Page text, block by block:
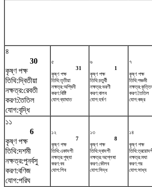
৪
30
কৃষ্ণ পক্ষ
তিথি:দ্বিতীয়া
নক্ষত্র:রেবতী
করণ:তৈতিল
যোগ:বৃদ্ধি
৫
31
কৃষ্ণ পক্ষ
তিথি:তৃতীয়া
নক্ষত্র:অশ্বিনী
করণ:বিষ্টি
যোগ:ব্যাঘাত
৬
1
কৃষ্ণ পক্ষ
তিথি:চতুর্থী
নক্ষত্র:ভরণী
করণ:বালব
যোগ:হর্ষণ
৭
কৃষ্ণ পক্ষ
তিথি:পঞ্চমী
করণ:তৈতিল
যোগ:বজ্র
১১
6
কৃষ্ণ পক্ষ
তিথি:দশমী
নক্ষত্র:পুনর্বসু
করণ:বণিজ
যোগ:পরিঘ
১২
7
কৃষ্ণ পক্ষ
তিথি:একাদশী
নক্ষত্র:পুষ্যা
করণ:বব
যোগ:শিব
১৩
8
কৃষ্ণ পক্ষ
তিথি:দ্বাদশী
নক্ষত্র:অশ্লেষা
করণ:কৌলব
যোগ:সিদ্ধ
১৪
কৃষ্ণ পক্ষ
নক্ষত্র:মঘা
করণ:গর
যোগ:সাধ্য